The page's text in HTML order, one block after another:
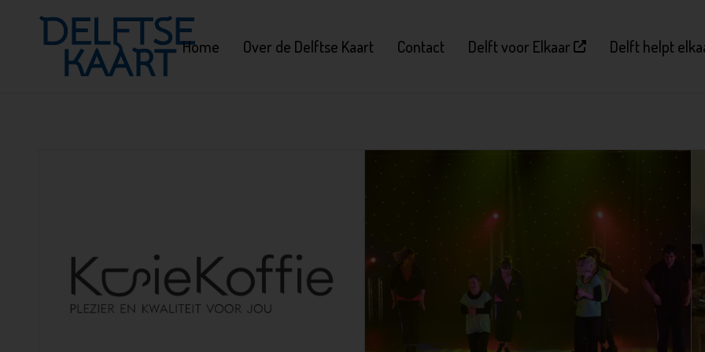
Home Over de Delftse Kaart Contact Delft voor Elkaar Delft helpt